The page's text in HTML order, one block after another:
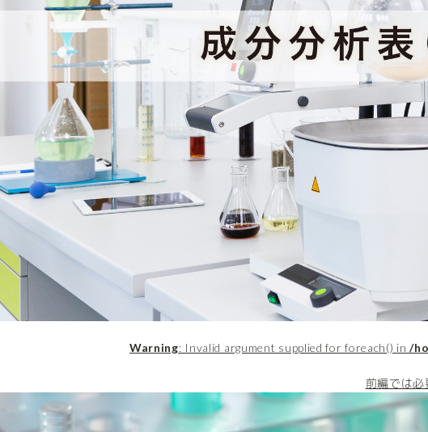
Warning: Invalid argument supplied for foreach() in/
前編では